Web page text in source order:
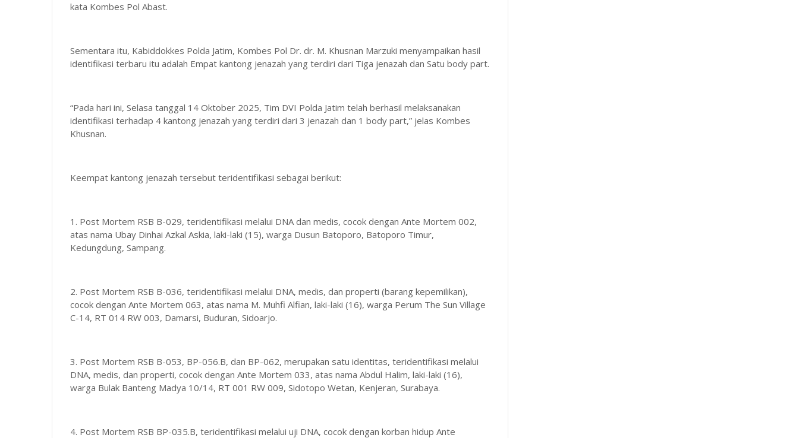
kata Kombes Pol Abast.
Sementara itu, Kabiddokkes Polda Jatim, Kombes Pol Dr. dr. M. Khusnan Marzuki menyampaikan hasil
identifikasi terbaru itu adalah Empat kantong jenazah yang terdiri dari Tiga jenazah dan Satu body part.
“Pada hari ini, Selasa tanggal 14 Oktober 2025, Tim DVI Polda Jatim telah berhasil melaksanakan
identifikasi terhadap 4 kantong jenazah yang terdiri dari 3 jenazah dan 1 body part,” jelas Kombes
Khusnan.
Keempat kantong jenazah tersebut teridentifikasi sebagai berikut:
1. Post Mortem RSB B-029, teridentifikasi melalui DNA dan medis, cocok dengan Ante Mortem 002,
atas nama Ubay Dinhai Azkal Askia, laki-laki (15), warga Dusun Batoporo, Batoporo Timur,
Kedungdung, Sampang.
2. Post Mortem RSB B-036, teridentifikasi melalui DNA, medis, dan properti (barang kepemilikan),
cocok dengan Ante Mortem 063, atas nama M. Muhfi Alfian, laki-laki (16), warga Perum The Sun Village
C-14, RT 014 RW 003, Damarsi, Buduran, Sidoarjo.
3. Post Mortem RSB B-053, BP-056.B, dan BP-062, merupakan satu identitas, teridentifikasi melalui
DNA, medis, dan properti, cocok dengan Ante Mortem 033, atas nama Abdul Halim, laki-laki (16),
warga Bulak Banteng Madya 10/14, RT 001 RW 009, Sidotopo Wetan, Kenjeran, Surabaya.
4. Post Mortem RSB BP-035.B, teridentifikasi melalui uji DNA, cocok dengan korban hidup Ante